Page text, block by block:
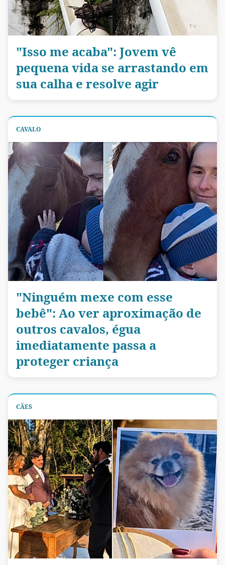
"Isso me acaba": Jovem vê
pequena vida se arrastando em
sua calha e resolve agir
CAVALO
"Ninguém mexe com esse
bebê": Ao ver aproximação de
outros cavalos, égua
imediatamente passa a
proteger criança
CÃES